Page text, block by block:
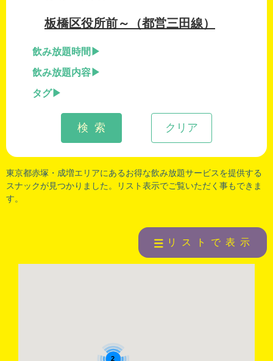
板橋区役所前～（都営三田線）
飲み放題時間
飲み放題内容
タグ
クリア
検 索
東京都赤塚 ・ 成増エリアにあるお得な飲み放題サービスを提供する
スナックが見つかりました。リスト表示でご覧いただく事もできま
す。
リストで表示
2